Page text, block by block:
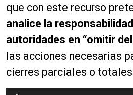
que con este recurso
analice la
autoridades en “omitir
las acciones necesarias
cierres parciales o totales